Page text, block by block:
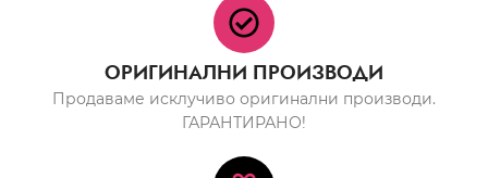
ОРИГИНАЛНИ ПРОИЗВОДИ
Продаваме исклучиво оригинални производи.
ГАРАНТИРАНО!